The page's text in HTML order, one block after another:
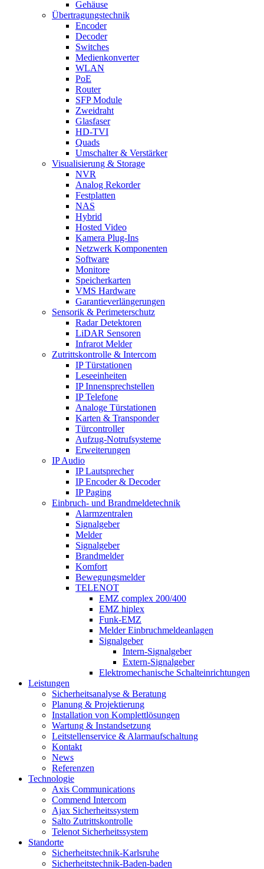
Gehäuse
Übertragungstechnik
Encoder
Decoder
Switches
Medienkonverter
WLAN
PoE
Router
SFP Module
Zweidraht
Glasfaser
HD-TVI
Quads
Umschalter & Verstärker
Visualisierung & Storage
NVR
Analog Rekorder
Festplatten
NAS
Hybrid
Hosted Video
Kamera Plug-Ins
Netzwerk Komponenten
Software
Monitore
Speicherkarten
VMS Hardware
Garantieverlängerungen
Sensorik & Perimeterschutz
Radar Detektoren
LiDAR Sensoren
Infrarot Melder
Zutrittskontrolle & Intercom
IP Türstationen
Leseeinheiten
IP Innensprechstellen
IP Telefone
Analoge Türstationen
Karten & Transponder
Türcontroller
Aufzug-Notrufsysteme
Erweiterungen
IP Audio
IP Lautsprecher
IP Encoder & Decoder
IP Paging
Einbruch- und Brandmeldetechnik
Alarmzentralen
Signalgeber
Melder
Signalgeber
Brandmelder
Komfort
Bewegungsmelder
TELENOT
EMZ complex 200/400
EMZ hiplex
Funk-EMZ
Melder Einbruchmeldeanlagen
Signalgeber
Intern-Signalgeber
Extern-Signalgeber
Elektromechanische Schalteinrichtungen
Leistungen
Sicherheitsanalyse & Beratung
Planung & Projektierung​
Installation von Komplettlösungen
Wartung & Instandsetzung
Leitstellenservice & Alarmaufschaltung
Kontakt
News
Referenzen
Technologie
Axis Communications
Commend Intercom
Ajax Sicherheitssystem​
Salto Zutrittskontrolle
Telenot Sicherheitssystem
Standorte
Sicherheitstechnik-Karlsruhe
Sicherheitstechnik-Baden-baden